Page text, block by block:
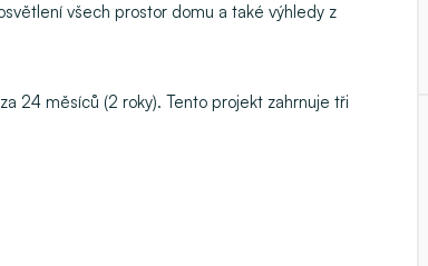
všech prostor domu a také výhledy z
24 měsíců (2 roky). Tento projekt zahrnuje tři